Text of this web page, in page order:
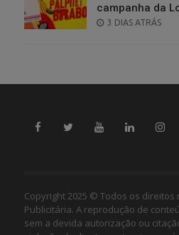
campanha da
POSTED
3 DIAS ATRÁS
Copyright 2025 © Todos os direitos
Publicitária. A reprodução de
sem a devida autorização ou